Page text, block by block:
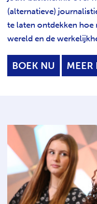
(alternatieve)
te laten ontdekken hoe
wereld en de
BOEK NU MEER